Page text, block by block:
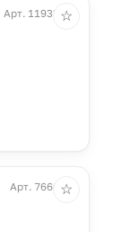
Арт. 11933.10
☆
Арт. 7660.10
☆